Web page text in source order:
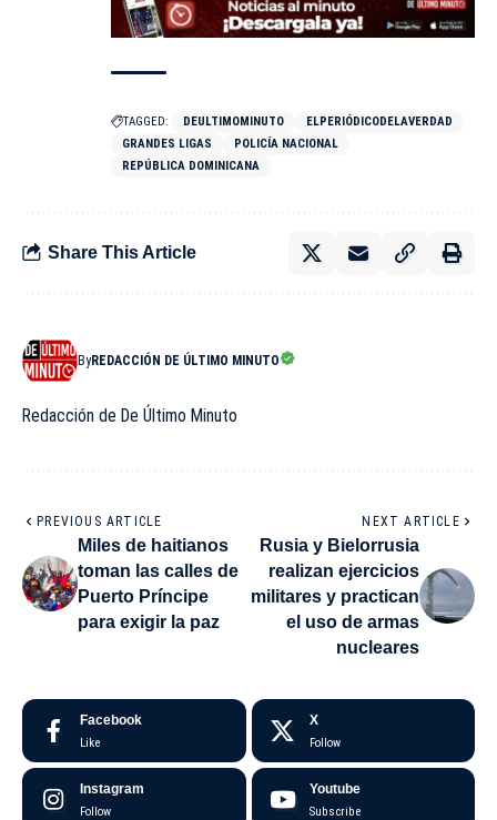
TAGGED: DEULTIMOMINUTO
ELPERIÓDICODELAVERDAD
GRANDES LIGAS
POLICÍA NACIONAL
REPÚBLICA DOMINICANA
Share This Article
ByREDACCIÓN DE ÚLTIMO MINUTO
Redacción de De Último Minuto
PREVIOUS ARTICLE
Miles de haitianos
toman las calles de
Puerto Príncipe
para exigir la paz
NEXT ARTICLE
Rusia y Bielorrusia
realizan ejercicios
militares y practican
el uso de armas
nucleares
Facebook
Like
X
Follow
Instagram
Follow
Youtube
Subscribe